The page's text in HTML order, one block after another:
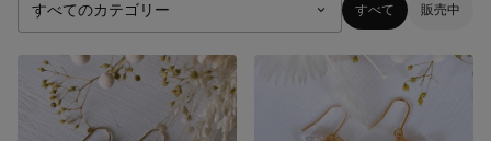
すべて 販売中